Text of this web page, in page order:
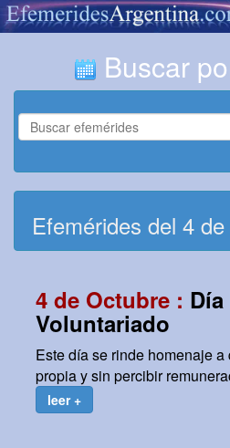
Buscar
Efemérides del 4
4 de Octubre :
Voluntariado
Este día se rinde homenaje
propia y sin percibir
leer +